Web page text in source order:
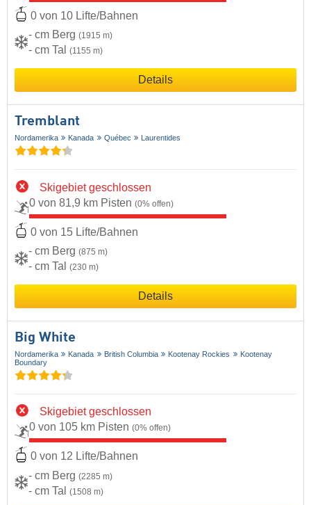
0 von 10 Lifte/Bahnen
- cm Berg (1915 m)
- cm Tal (1155 m)
Details
Tremblant
Nordamerika Kanada Québec Laurentides
Skigebiet geschlossen
0 von 81,9 km Pisten (0% offen)
0 von 15 Lifte/Bahnen
- cm Berg (875 m)
- cm Tal (230 m)
Details
Big White
Nordamerika Kanada British Columbia Kootenay Rockies
Kootenay
Boundary
Skigebiet geschlossen
0 von 105 km Pisten (0% offen)
0 von 12 Lifte/Bahnen
- cm Berg (2285 m)
- cm Tal (1508 m)